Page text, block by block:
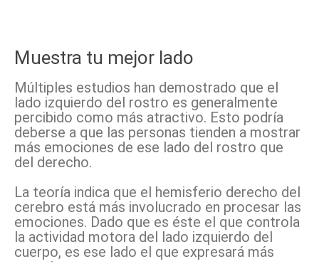
Muestra tu mejor lado
Múltiples estudios han demostrado que el
lado izquierdo del rostro es generalmente
percibido como más atractivo. Esto podría
deberse a que las personas tienden a mostrar
más emociones de ese lado del rostro que
del derecho.
La teoría indica que el hemisferio derecho del
cerebro está más involucrado en procesar las
emociones. Dado que es éste el que controla
la actividad motora del lado izquierdo del
cuerpo, es ese lado el que expresará más